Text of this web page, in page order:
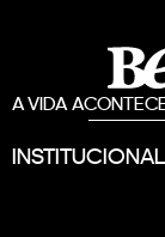
A VIDA
INSTITUCIONAL